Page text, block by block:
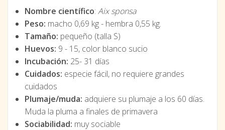
Nombre científico: Aix sponsa
Peso: macho 0,69 kg - hembra 0,55 kg.
Tamaño: pequeño (talla S)
Huevos: 9 - 15, color blanco sucio
Incubación: 25- 31 días
Cuidados: especie fácil, no requiere grandes
cuidados
Plumaje/muda: adquiere su plumaje a los 60 días.
Muda la pluma a finales de primavera
Sociabilidad: muy sociable